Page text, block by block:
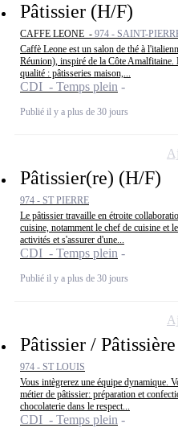
Pâtissier (H/F)
CAFFE LEONE - 974 - SAINT-
Caffè Leone est un salon de thé à
Réunion), inspiré de la Côte
qualité : pâtisseries maison,...
CDI - Temps plein
Publié il y a plus de 30 jours
Pâtissier(re) (H/F)
974 - ST PIERRE
Le pâtissier travaille en étroite
cuisine, notamment le chef de cuisine et
activités et s'assurer d'une...
CDI - Temps plein
Publié il y a plus de 30 jours
Pâtissier /
974 - ST LOUIS
Vous intègrerez une équipe dynamique.
métier de pâtissier: préparation et
chocolaterie dans le respect...
CDI - Temps plein